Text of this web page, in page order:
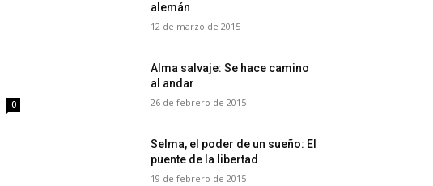
0
alemán
12 de marzo de 2015
Alma salvaje: Se hace camino
al andar
26 de febrero de 2015
Selma, el poder de un sueño: El
puente de la libertad
19 de febrero de 2015